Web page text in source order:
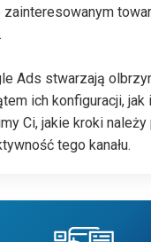
Ads stwarzają
ich konfiguracji, jak
Ci, jakie kroki należy
tego kanału.